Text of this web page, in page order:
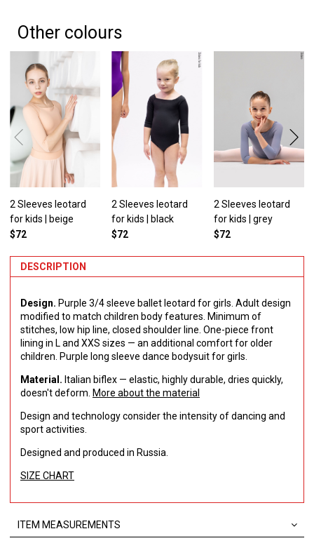
Other colours
2 Sleeves leotard
for kids | beige
$72
2 Sleeves leotard
for kids | black
$72
2 Sleeves leotard
for kids | grey
$72
DESCRIPTION
Design. Purple 3/4 sleeve ballet leotard for girls. Adult design
modified to match children body features. Minimum of
stitches, low hip line, closed shoulder line. One-piece front
lining in L and XXS sizes — an additional comfort for older
children. Purple long sleeve dance bodysuit for girls.
Material. Italian biflex — elastic, highly durable, dries quickly,
doesn't deform. More about the material
Design and technology consider the intensity of dancing and
sport activities.
Designed and produced in Russia.
SIZE CHART
ITEM MEASUREMENTS